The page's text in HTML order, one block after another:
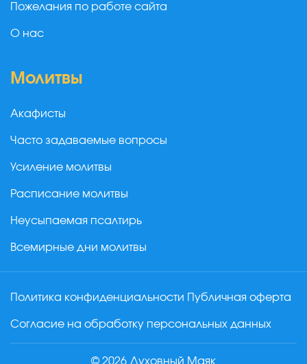
Пожелания по работе сайта
О нас
Молитвы
Акафисты
Часто задаваемые вопросы
Усиление молитвы
Расписание молитвы
Неусыпаемая псалтирь
Всемирные дни молитвы
Политика конфиденциальности Публичная оферта
Согласие на обработку персональных данных
© 2026 Духовный Маяк